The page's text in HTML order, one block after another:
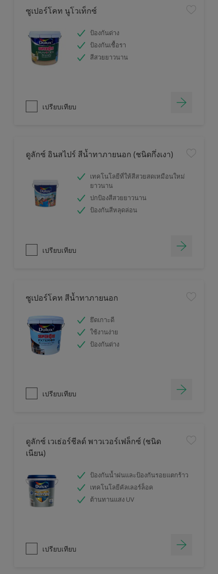
ซูเปอร์โคท นูโวเท็กซ์
ป้องกันด่าง
ป้องกันเชื้อรา
สีสวยยาวนาน
เปรียบเทียบ
ดูลักซ์ อินสไปร์ สีน้ำทาภายนอก (ชนิดกึ่งเงา)
เทคโนโลยีที่ให้สีสวยสดเหมือนใหม่
ยาวนาน
ปกป้องสีสวยยาวนาน
ป้องกันสีหลุดล่อน
เปรียบเทียบ
ซูเปอร์โคท สีน้ำทาภายนอก
ยึดเกาะดี
ใช้งานง่าย
ป้องกันด่าง
เปรียบเทียบ
ดูลักซ์ เวเธ่อร์ชีลด์ พาวเวอร์เฟล็กซ์ (ชนิด
เนียน)
ป้องกันน้ำฝนและป้องกันรอยแตกร้าว
เทคโนโลยีคัลเลอร์ล็อค
ต้านทานแสง UV
เปรียบเทียบ